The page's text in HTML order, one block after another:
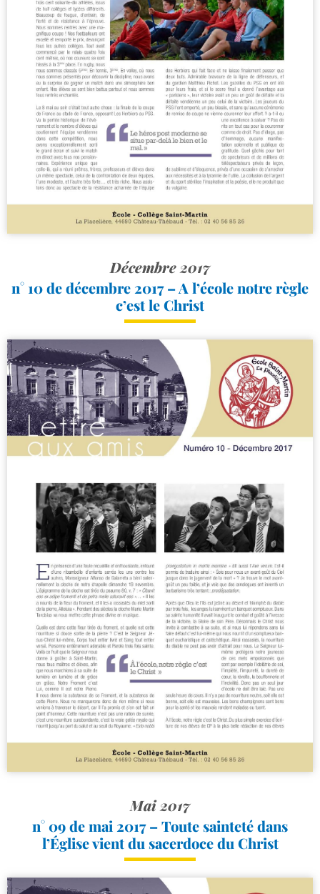
Décembre 2017
n° 10 de décembre 2017 – A l’école notre règle
c’est le Christ
Mai 2017
n° 09 de mai 2017 – Toute sainteté dans
l’Église vient du sacerdoce du Christ